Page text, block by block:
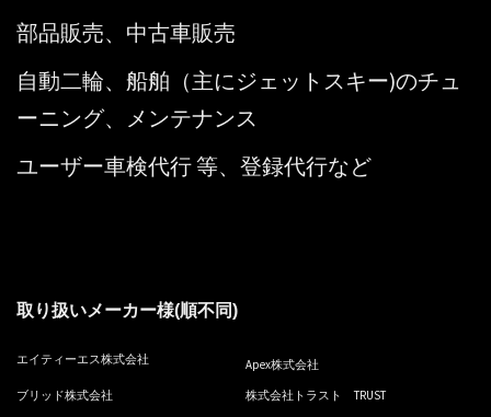
部品販売、中古車販売
自動二輪、船舶（主にジェットスキー)のチュ
ーニング、メンテナンス
ユーザー車検代行 等、登録代行など
取り扱いメーカー様(順不同)
エイティーエス株式会社
Apex株式会社
ブリッド株式会社
株式会社トラスト TRUST